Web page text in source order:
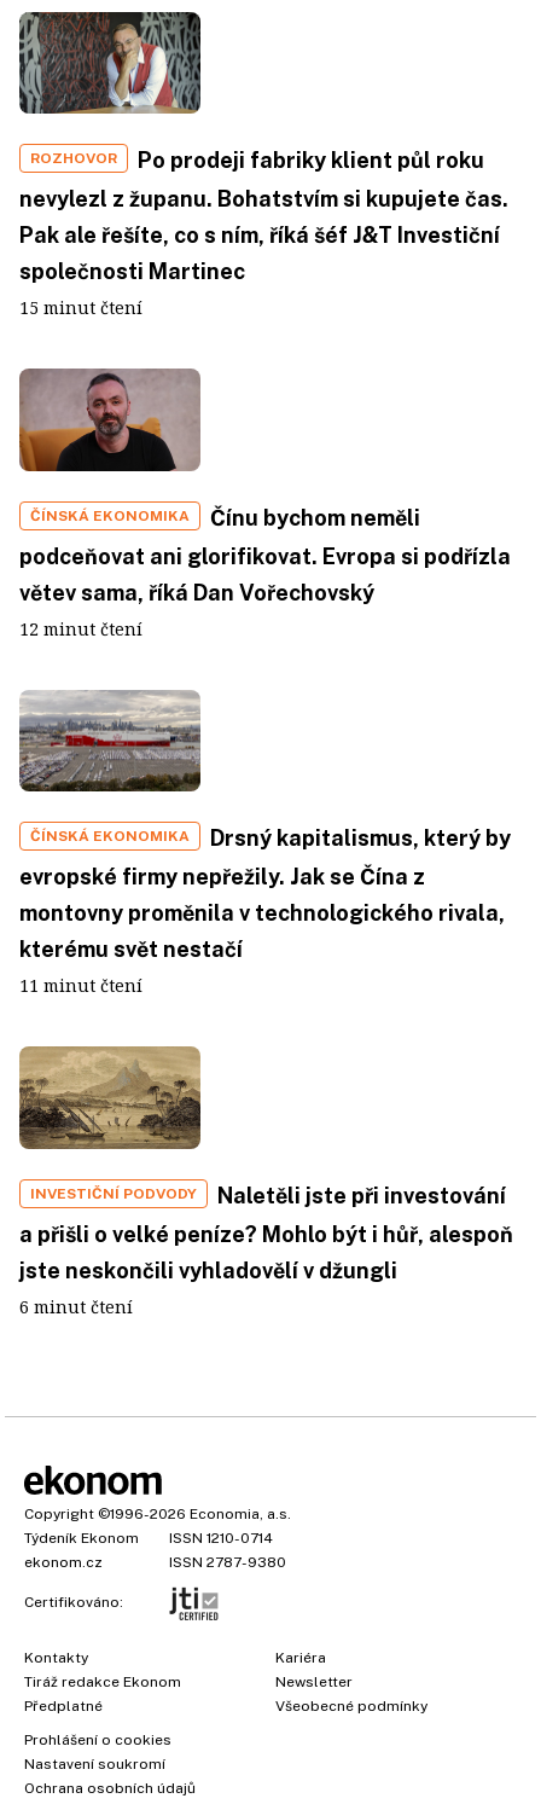
ROZHOVOR
Po prodeji fabriky klient půl roku
nevylezl z županu. Bohatstvím si kupujete čas.
Pak ale řešíte, co s ním, říká šéf J&T Investiční
společnosti Martinec
15 minut čtení
ČÍNSKÁ EKONOMIKA
Čínu bychom neměli
podceňovat ani glorifikovat. Evropa si podřízla
větev sama, říká Dan Vořechovský
12 minut čtení
ČÍNSKÁ EKONOMIKA
Drsný kapitalismus, který by
evropské firmy nepřežily. Jak se Čína z
montovny proměnila v technologického rivala,
kterému svět nestačí
11 minut čtení
INVESTIČNÍ PODVODY
Naletěli jste při investování
a přišli o velké peníze? Mohlo být i hůř, alespoň
jste neskončili vyhladovělí v džungli
6 minut čtení
Copyright ©1996-2026 Economia, a.s.
Týdeník Ekonom
ISSN 1210-0714
ekonom.cz
ISSN 2787-9380
Certifikováno:
Kontakty
Tiráž redakce Ekonom
Předplatné
Kariéra
Newsletter
Všeobecné podmínky
Prohlášení o cookies
Nastavení soukromí
Ochrana osobních údajů